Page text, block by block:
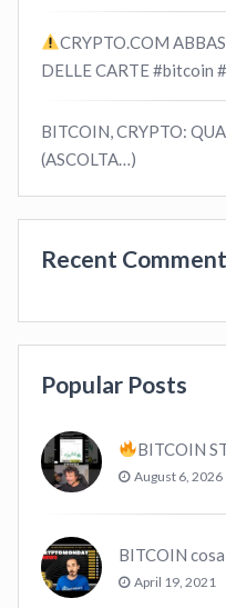
CRYPTO.COM
DELLE CARTE #bitcoin
BITCOIN, CRYPTO:
(ASCOLTA…)
Recent
Popular Posts
BITCOIN STA
August 6, 2026
April 19, 2021